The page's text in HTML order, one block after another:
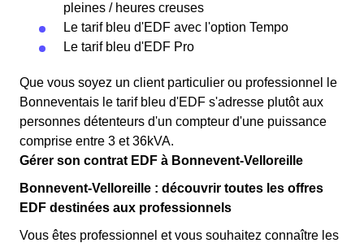
pleines / heures creuses
Le tarif bleu d'EDF avec l'option Tempo
Le tarif bleu d'EDF Pro
Que vous soyez un client particulier ou professionnel le
Bonneventais le tarif bleu d'EDF s'adresse plutôt aux
personnes détenteurs d'un compteur d'une puissance
comprise entre 3 et 36kVA.
Gérer son contrat EDF à Bonnevent-Velloreille
Bonnevent-Velloreille : découvrir toutes les offres
EDF destinées aux professionnels
Vous êtes professionnel et vous souhaitez connaître les